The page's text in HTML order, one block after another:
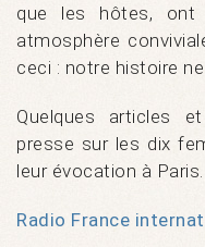
que les hôtes, ont
atmosphère
ceci : notre histoire ne
Quelques articles
presse sur les dix
leur évocation à Paris.
Radio France